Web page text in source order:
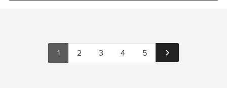
1 2 3 4 5